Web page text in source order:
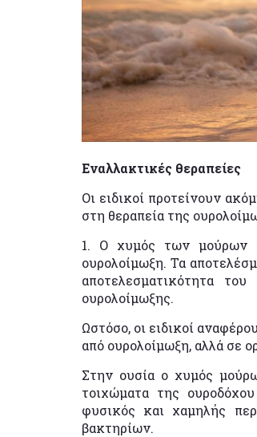
Εναλλακτικές θεραπείες
Οι ειδικοί προτείνουν
στη θεραπεία της
1. Ο χυμός των μούρων
ουρολοίμωξη. Τα
αποτελεσματικότητα
ουρολοίμωξης.
Ωστόσο, οι ειδικοί
από ουρολοίμωξη, αλλά σε
Στην ουσία ο χυμός
τοιχώματα της
φυσικός και χαμηλής
βακτηρίων.